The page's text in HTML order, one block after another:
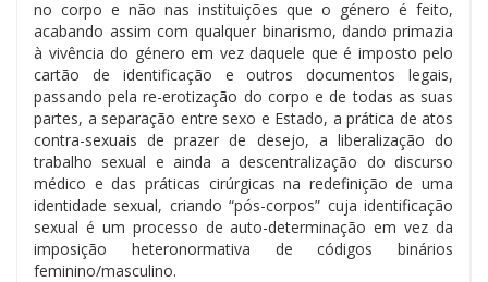
no corpo e não nas instituições que o género é feito,
acabando assim com qualquer binarismo, dando primazia
à vivência do género em vez daquele que é imposto pelo
cartão de identificação e outros documentos legais,
passando pela re-erotização do corpo e de todas as suas
partes, a separação entre sexo e Estado, a prática de atos
contra-sexuais de prazer de desejo, a liberalização do
trabalho sexual e ainda a descentralização do discurso
médico e das práticas cirúrgicas na redefinição de uma
identidade sexual, criando “pós-corpos” cuja identificação
sexual é um processo de auto-determinação em vez da
imposição heteronormativa de códigos binários
feminino/masculino.